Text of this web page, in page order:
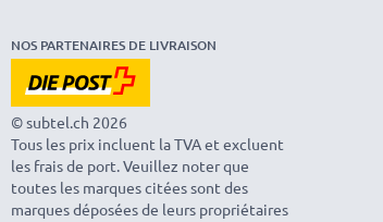
NOS PARTENAIRES DE LIVRAISON
© subtel.ch 2026
Tous les prix incluent la TVA et excluent
les frais de port. Veuillez noter que
toutes les marques citées sont des
marques déposées de leurs propriétaires